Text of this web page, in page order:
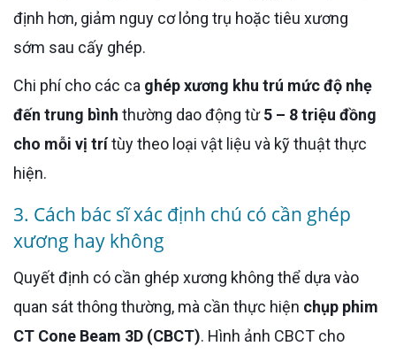
định hơn, giảm nguy cơ lỏng trụ hoặc tiêu xương
sớm sau cấy ghép.
Chi phí cho các ca ghép xương khu trú mức độ nhẹ
đến trung bình thường dao động từ5 – 8 triệu đồng
cho mỗi vị trítùy theo loại vật liệu và kỹ thuật thực
hiện.
3. Cách bác sĩ xác định chú có cần ghép
xương hay không
Quyết định có cần ghép xương không thể dựa vào
quan sát thông thường, mà cần thực hiện chụp phim
CT Cone Beam 3D (CBCT). Hình ảnh CBCT cho